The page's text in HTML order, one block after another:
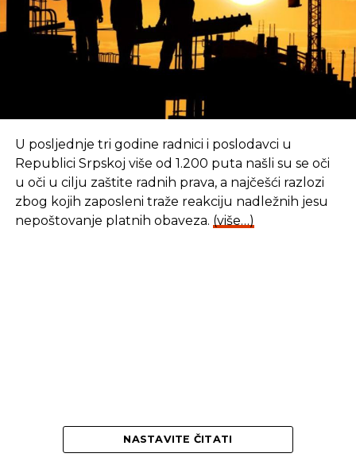
Izvor: Vlada RS
Utvrđen Prijedlog zakona o izmjenama i
dopunama Zakona o sudskoj policiji
NE PROPUSTITE
Utvrđen Zakon o izmjenama i dopunama
Zakona o vanparničnom postupku
U posljednje tri godine radnici i poslodavci u
Republici Srpskoj više od 1.200 puta našli su se oči
u oči u cilju zaštite radnih prava, a najčešći razlozi
zbog kojih zaposleni traže reakciju nadležnih jesu
nepoštovanje platnih obaveza. (više…)
NASTAVITE ČITATI